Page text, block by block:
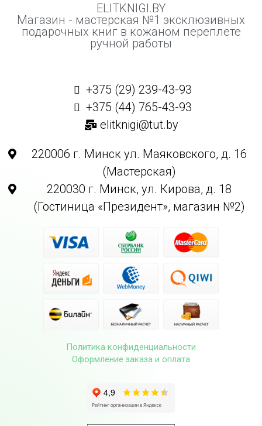
ELITKNIGI.BY
Магазин - мастерская №1 эксклюзивных
подарочных книг в кожаном переплете
ручной работы
+375 (29) 239-43-93
+375 (44) 765-43-93
elitknigi@tut.by
220006 г. Минск ул. Маяковского, д. 16
(Мастерская)
220030 г. Минск, ул. Кирова, д. 18
(Гостиница «Президент», магазин №2)
Политика конфиденциальности
Оформление заказа и оплата